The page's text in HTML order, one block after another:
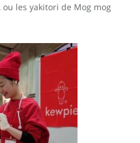
les yakitori de Mog mog